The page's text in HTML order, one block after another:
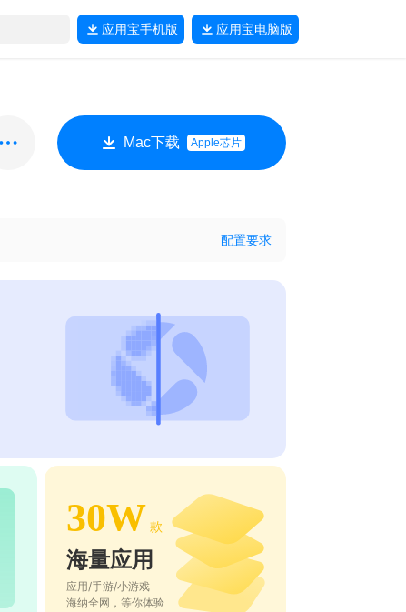
应用宝手机版 应用宝电脑版
Mac下载 Apple芯片
配置要求
30W 款
海量应用
应用/手游/小游戏
海纳全网，等你体验